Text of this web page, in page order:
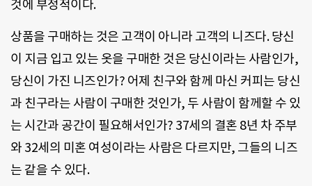
것에 부정적이다.
상품을 구매하는 것은 고객이 아니라 고객의 니즈다. 당신
이 지금 입고 있는 옷을 구매한 것은 당신이라는 사람인가,
당신이 가진 니즈인가? 어제 친구와 함께 마신 커피는 당신
과 친구라는 사람이 구매한 것인가, 두 사람이 함께할 수 있
는 시간과 공간이 필요해서인가? 37세의 결혼 8년 차 주부
와 32세의 미혼 여성이라는 사람은 다르지만, 그들의 니즈
는 같을 수 있다.